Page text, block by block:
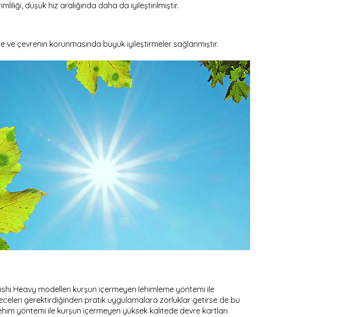
düşük hız aralığında daha da iyileştirilmiştir.
çevrenin korunmasında büyük iyileştirmeler sağlanmıştır.
Heavy modelleri kurşun içermeyen lehimleme yöntemi ile
gerektirdiğinden pratik uygulamalara zorluklar getirse de bu
yöntemi ile kurşun içermeyen yüksek kalitede devre kartları